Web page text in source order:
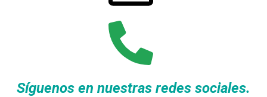
Síguenos en nuestras redes sociales.